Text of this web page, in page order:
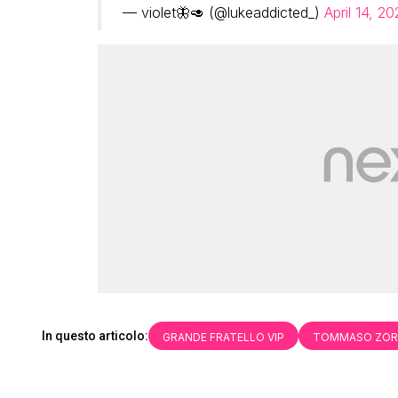
— violet🦋🥑 (@lukeaddicted_) April 14,
In questo articolo: GRANDE FRATELLO VIP TOMMASO